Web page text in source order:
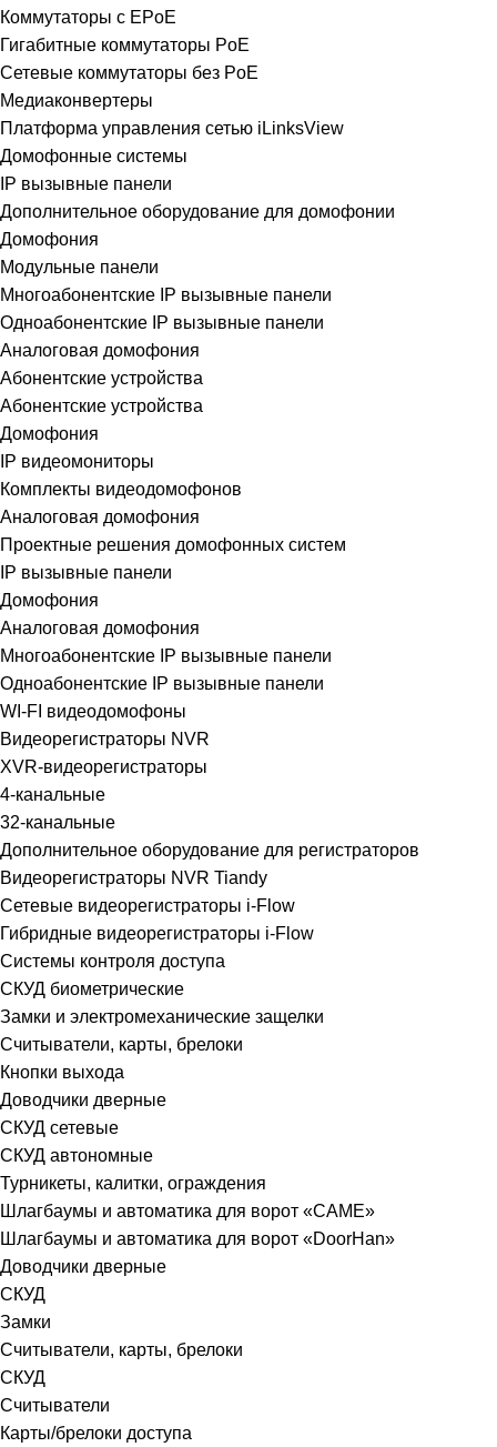
Коммутаторы с EPoE
Гигабитные коммутаторы PoE
Сетевые коммутаторы без PoE
Медиаконвертеры
Платформа управления сетью iLinksView
Домофонные системы
IP вызывные панели
Дополнительное оборудование для домофонии
Домофония
Модульные панели
Многоабонентские IP вызывные панели
Одноабонентские IP вызывные панели
Аналоговая домофония
Абонентские устройства
Абонентские устройства
Домофония
IP видеомониторы
Комплекты видеодомофонов
Аналоговая домофония
Проектные решения домофонных систем
IP вызывные панели
Домофония
Аналоговая домофония
Многоабонентские IP вызывные панели
Одноабонентские IP вызывные панели
WI-FI видеодомофоны
Видеорегистраторы NVR
XVR-видеорегистраторы
4-канальные
32-канальные
Дополнительное оборудование для регистраторов
Видеорегистраторы NVR Tiandy
Сетевые видеорегистраторы i-Flow
Гибридные видеорегистраторы i-Flow
Системы контроля доступа
СКУД биометрические
Замки и электромеханические защелки
Считыватели, карты, брелоки
Кнопки выхода
Доводчики дверные
СКУД сетевые
СКУД автономные
Турникеты, калитки, ограждения
Шлагбаумы и автоматика для ворот «CAME»
Шлагбаумы и автоматика для ворот «DoorHan»
Доводчики дверные
СКУД
Замки
Считыватели, карты, брелоки
СКУД
Считыватели
Карты/брелоки доступа